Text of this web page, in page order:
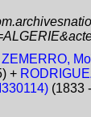
+
(1833